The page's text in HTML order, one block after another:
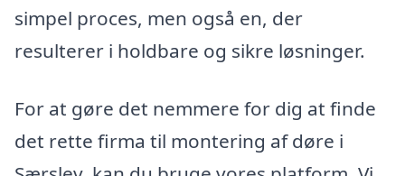
simpel proces, men også en, der
resulterer i holdbare og sikre løsninger.
For at gøre det nemmere for dig at finde
det rette firma til montering af døre i